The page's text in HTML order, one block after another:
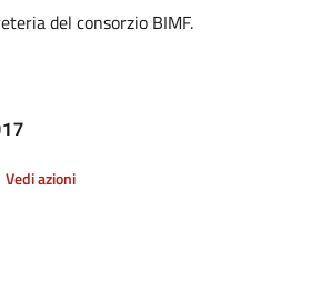
notizia
del consorzio BIMF.
Vedi azioni